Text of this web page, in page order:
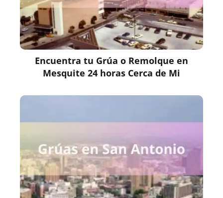
Encuentra tu Grúa o Remolque en
Mesquite 24 horas Cerca de Mi